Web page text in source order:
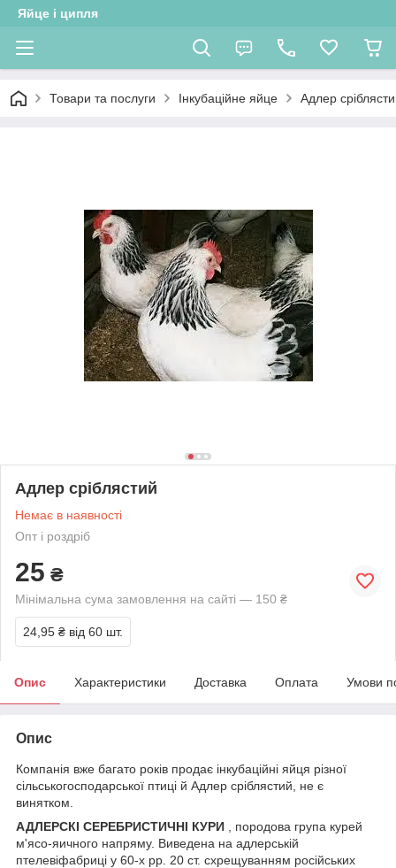
Яйце і ципля
Товари та послуги Інкубаційне яйце Адлер
Адлер сріблястий
Немає в наявності
Опт і роздріб
25 ₴
Мінімальна сума замовлення на сайті — 150 ₴
24,95 ₴ від 60 шт.
Опис Характеристики Доставка Оплата Умови
Опис
Компанія вже багато років продає інкубаційні яйця різної
сільськогосподарської птиці й Адлер сріблястий, не є
винятком.
АДЛЕРСКІ СЕРЕБРИСТИЧНІ КУРИ
, породова група курей
м'ясо-яичного напряму. Виведена на адлерській
птелевіфабриці у 60-х рр. 20 ст. схрещуванням російських